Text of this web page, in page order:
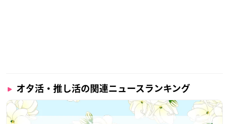
オタ活・推し活の関連ニュースランキング